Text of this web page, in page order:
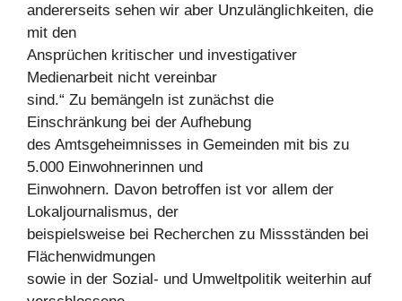
andererseits sehen wir aber Unzulänglichkeiten, die
mit den
Ansprüchen kritischer und investigativer
Medienarbeit nicht vereinbar
sind.“ Zu bemängeln ist zunächst die
Einschränkung bei der Aufhebung
des Amtsgeheimnisses in Gemeinden mit bis zu
5.000 Einwohnerinnen und
Einwohnern. Davon betroffen ist vor allem der
Lokaljournalismus, der
beispielsweise bei Recherchen zu Missständen bei
Flächenwidmungen
sowie in der Sozial- und Umweltpolitik weiterhin auf